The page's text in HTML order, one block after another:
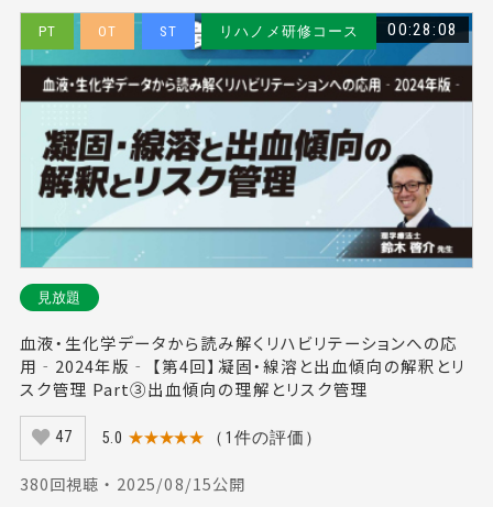
PT OT ST リハノメ研修コース 00:28:08
見放題
血液・生化学データから読み解くリハビリテーションへの応
用‐2024年版‐ 【第4回】凝固・線溶と出血傾向の解釈とリ
スク管理 Part③出血傾向の理解とリスク管理
47 5.0 ★★★★★ （1件の評価）
380回視聴 ・ 2025/08/15公開